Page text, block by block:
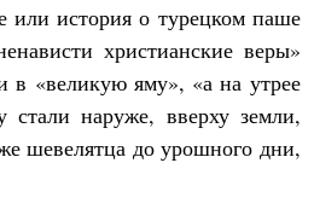
или история о турецком паше
христианские веры»
в «великую яму», «а на утрее
стали наруже, вверху земли,
шевелятца до урошного дни,